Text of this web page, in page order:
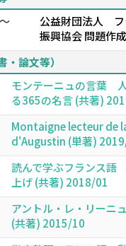
公益財団法人 フ
振興協会 問題作
・論文等）
モンテーニュの言葉
る365の名言 (共著)
Montaigne lecteur de
d'Augustin (単著)
読んで学ぶフランス語
上げ (共著) 2018/01
アントル・レ・リーニ
(共著) 2015/10